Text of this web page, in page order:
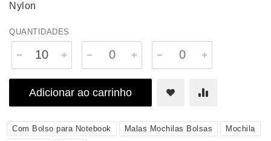
Nylon
QUANTIDADES
Adicionar ao carrinho
Com Bolso para Notebook Malas Mochilas Bolsas
Mochila